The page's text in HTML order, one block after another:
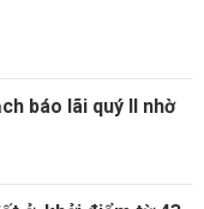
báo lãi quý II nhờ